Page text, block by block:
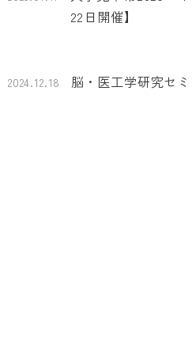
22日開催】
2024.12.18 脳・医工学研究セミ